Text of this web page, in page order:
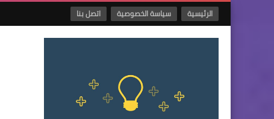
الرئيسية سياسة الخصوصية اتصل بنا